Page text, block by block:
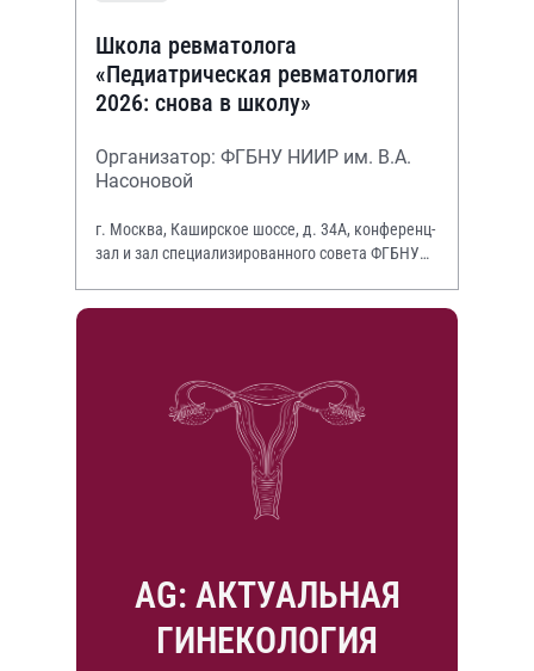
Школа ревматолога
«Педиатрическая ревматология
2026: снова в школу»
Организатор: ФГБНУ НИИР им. В.А.
Насоновой
г. Москва, Каширское шоссе, д. 34А, конференц-
зал и зал специализированного совета ФГБНУ
AG: АКТУАЛЬНАЯ
ГИНЕКОЛОГИЯ